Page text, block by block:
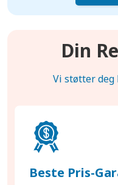
Din
Vi støtter deg
Beste Pris-